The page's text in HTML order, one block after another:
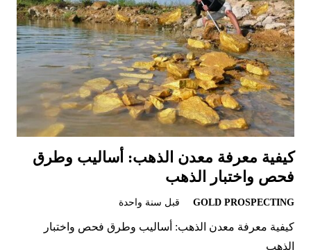
كيفية معرفة معدن الذهب: أساليب وطرق
فحص واختبار الذهب
GOLD PROSPECTING قبل سنة واحدة
كيفية معرفة معدن الذهب: أساليب وطرق فحص واختبار
الذهب